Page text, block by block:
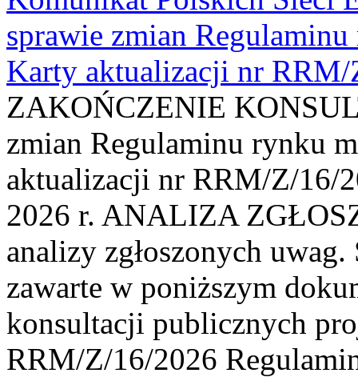
sprawie zmian
Karty aktualizacji nr
ZAKOŃCZENIE
zmian Regulaminu rynku
aktualizacji nr RRM/Z/16/
2026 r. ANALIZA
analizy zgłoszonych
zawarte w poniższym
konsultacji publicznych
RRM/Z/16/2026